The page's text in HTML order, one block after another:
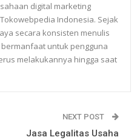
digital marketing
Indonesia. Sejak
secara konsisten menulis
untuk pengguna
melakukannya hingga saat
NEXT POST
Jasa Legalitas Usaha